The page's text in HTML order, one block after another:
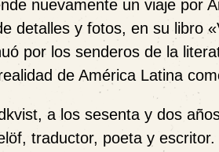
nuevamente un viaje por
detalles y fotos, en su libro «
por los senderos de la
de América Latina
a los sesenta y dos
traductor, poeta y